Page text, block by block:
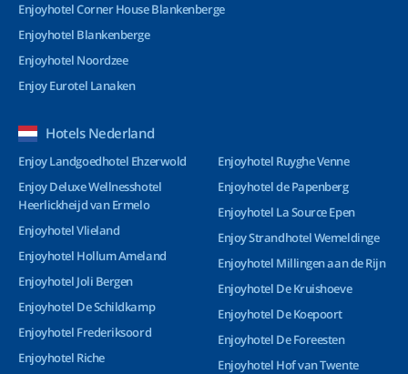
Enjoyhotel Corner House Blankenberge
Enjoyhotel Blankenberge
Enjoyhotel Noordzee
Enjoy Eurotel Lanaken
Hotels Nederland
Enjoy Landgoedhotel Ehzerwold
Enjoy Deluxe Wellnesshotel
Heerlickheijd van Ermelo
Enjoyhotel Vlieland
Enjoyhotel Hollum Ameland
Enjoyhotel Joli Bergen
Enjoyhotel De Schildkamp
Enjoyhotel Frederiksoord
Enjoyhotel Riche
Enjoyhotel Ruyghe Venne
Enjoyhotel de Papenberg
Enjoyhotel La Source Epen
Enjoy Strandhotel Wemeldinge
Enjoyhotel Millingen aan de Rijn
Enjoyhotel De Kruishoeve
Enjoyhotel De Koepoort
Enjoyhotel De Foreesten
Enjoyhotel Hof van Twente